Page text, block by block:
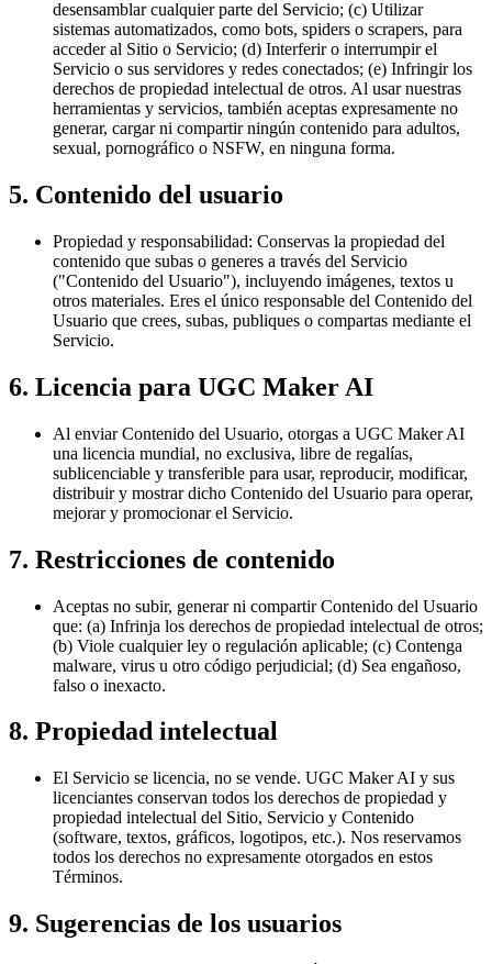
desensamblar cualquier parte del Servicio; (c) Utilizar
sistemas automatizados, como bots, spiders o scrapers, para
acceder al Sitio o Servicio; (d) Interferir o interrumpir el
Servicio o sus servidores y redes conectados; (e) Infringir los
derechos de propiedad intelectual de otros. Al usar nuestras
herramientas y servicios, también aceptas expresamente no
generar, cargar ni compartir ningún contenido para adultos,
sexual, pornográfico o NSFW, en ninguna forma.
5. Contenido del usuario
Propiedad y responsabilidad: Conservas la propiedad del
contenido que subas o generes a través del Servicio
("Contenido del Usuario"), incluyendo imágenes, textos u
otros materiales. Eres el único responsable del Contenido del
Usuario que crees, subas, publiques o compartas mediante el
Servicio.
6. Licencia para UGC Maker AI
Al enviar Contenido del Usuario, otorgas a UGC Maker AI
una licencia mundial, no exclusiva, libre de regalías,
sublicenciable y transferible para usar, reproducir, modificar,
distribuir y mostrar dicho Contenido del Usuario para operar,
mejorar y promocionar el Servicio.
7. Restricciones de contenido
Aceptas no subir, generar ni compartir Contenido del Usuario
que: (a) Infrinja los derechos de propiedad intelectual de otros;
(b) Viole cualquier ley o regulación aplicable; (c) Contenga
malware, virus u otro código perjudicial; (d) Sea engañoso,
falso o inexacto.
8. Propiedad intelectual
El Servicio se licencia, no se vende. UGC Maker AI y sus
licenciantes conservan todos los derechos de propiedad y
propiedad intelectual del Sitio, Servicio y Contenido
(software, textos, gráficos, logotipos, etc.). Nos reservamos
todos los derechos no expresamente otorgados en estos
Términos.
9. Sugerencias de los usuarios